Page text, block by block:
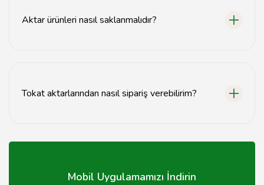
Aktar ürünleri nasıl saklanmalıdır?
Tokat aktarlarından nasıl sipariş verebilirim?
üzerinden sipariş verebilirsiniz. Bazı aktarlarda online
Mobil Uygulamamızı İndirin